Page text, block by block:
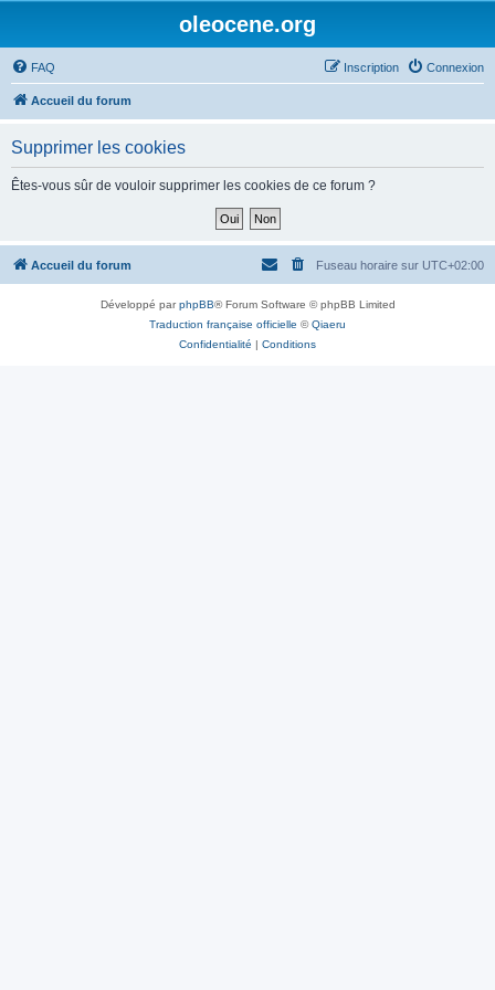
oleocene.org
FAQ Connexion
Inscription
Accueil du forum
Supprimer les cookies
Êtes-vous sûr de vouloir supprimer les cookies de ce forum ?
Accueil du forum Fuseau horaire sur UTC+02:00
Développé parphpBB® Forum Software © phpBB Limited
Traduction française officielle ©Qiaeru
Confidentialité | Conditions